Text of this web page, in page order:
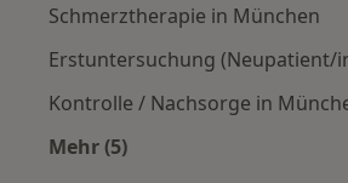
Schmerztherapie in München
Erstuntersuchung (Neupatient/
Kontrolle / Nachsorge in
Mehr (5)